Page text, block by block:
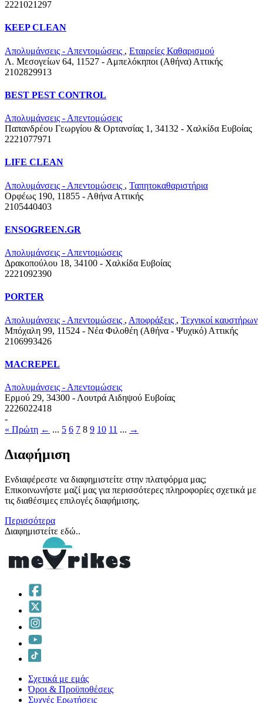
2221021297
KEEP CLEAN
Απολυμάνσεις - Απεντομώσεις , Εταιρείες Καθαρισμού
Λ. Μεσογείων 64, 11527 - Αμπελόκηποι (Αθήνα) Αττικής
2102829913
BEST PEST CONTROL
Απολυμάνσεις - Απεντομώσεις
Παπανδρέου Γεωργίου & Ορτανσίας 1, 34132 - Χαλκίδα Ευβοίας
2221077971
LIFE CLEAN
Απολυμάνσεις - Απεντομώσεις , Ταπητοκαθαριστήρια
Ορφέως 190, 11855 - Αθήνα Αττικής
2105440403
ENSOGREEN.GR
Απολυμάνσεις - Απεντομώσεις
Δρακοπούλου 18, 34100 - Χαλκίδα Ευβοίας
2221092390
PORTER
Απολυμάνσεις - Απεντομώσεις , Αποφράξεις , Τεχνικοί καυστήρων
Μπόχαλη 99, 11524 - Νέα Φιλοθέη (Αθήνα - Ψυχικό) Αττικής
2106993426
MACREPEL
Απολυμάνσεις - Απεντομώσεις
Ερμού 29, 34300 - Λουτρά Αιδηψού Ευβοίας
2226022418
-
« Πρώτη ← ... 5 6 7 8 9 10 11 ... →
Διαφήμιση
Ενδιαφέρεστε να διαφημιστείτε στην πλατφόρμα μας;
Επικοινωνήστε μαζί μας για περισσότερες πληροφορίες σχετικά με
τις διαθέσιμες επιλογές διαφήμισης.
Περισσότερα
Διαφημιστείτε εδώ..
Σχετικά με εμάς
Όροι & Προϋποθέσεις
Συχνές Ερωτήσεις